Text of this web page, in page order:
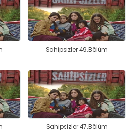
Sahipsizler 49.Bölüm
Sahipsizler 47.Bölüm